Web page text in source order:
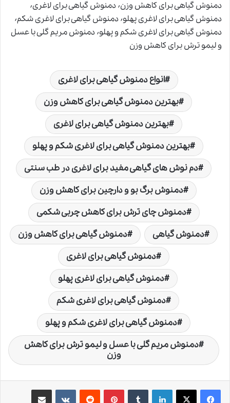
دمنوش گیاهی برای کاهش وزن٬ دمنوش گیاهی برای لاغری٬
دمنوش گیاهی برای لاغری پهلو٬ دمنوش گیاهی برای لاغری شکم٬
دمنوش گیاهی برای لاغری شکم و پهلو٬ دمنوش مریم گلی با عسل
و لیمو ترش برای کاهش وزن
انواع دمنوش گیاهی برای لاغری
بهترین دمنوش گیاهی برای کاهش وزن
بهترین دمنوش گیاهی برای لاغری
بهترین دمنوش گیاهی برای لاغری شکم و پهلو
دم نوش های گیاهی مفید برای لاغری در طب سنتی
دمنوش برگ بو و دارچین برای کاهش وزن
دمنوش چای ترش برای کاهش چربی شکمی
دمنوش گیاهی
دمنوش گیاهی برای کاهش وزن
دمنوش گیاهی برای لاغری
دمنوش گیاهی برای لاغری پهلو
دمنوش گیاهی برای لاغری شکم
دمنوش گیاهی برای لاغری شکم و پهلو
دمنوش مریم گلی با عسل و لیمو ترش برای کاهش
وزن
لینکدین ‫تامبلر ‫پین‌ترست‫رددیت ‫VKontakteاشتراک گذاری از طریق ایمیل